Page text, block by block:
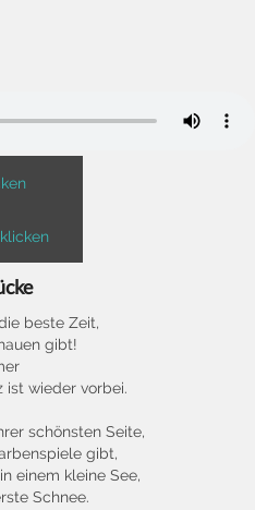
beste Zeit,
gibt!
ist wieder vorbei.
schönsten Seite,
gibt,
einem kleine See,
Schnee.